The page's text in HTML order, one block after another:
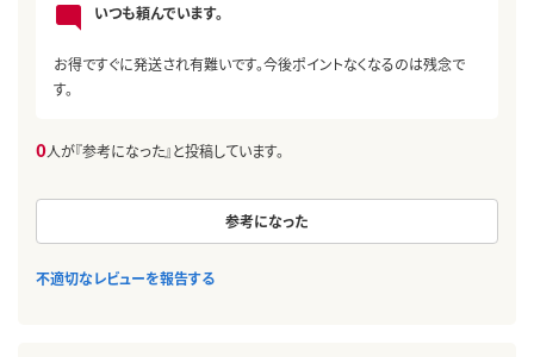
いつも頼んでいます。
お得ですぐに発送され有難いです。今後ポイントなくなるのは残念で
す。
0人が『参考になった』と投稿しています。
参考になった
不適切なレビューを報告する